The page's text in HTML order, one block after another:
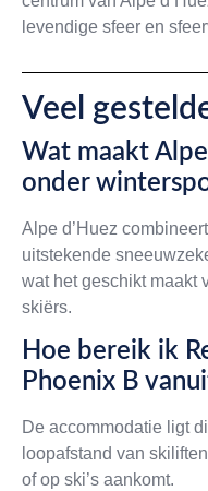
levendige sfeer en
Veel
Wat maakt
onder
Alpe d’Huez
uitstekende
wat het geschikt maakt
skiërs.
Hoe bereik ik
Phoenix B
De accommodatie ligt
loopafstand van
of op ski’s aankomt.